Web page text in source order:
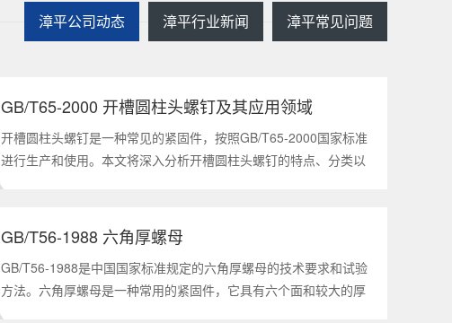
漳平公司动态 漳平行业新闻 漳平常见问题
GB/T65-2000 开槽圆柱头螺钉及其应用领域
开槽圆柱头螺钉是一种常见的紧固件，按照GB/T65-2000国家标准
进行生产和使用。本文将深入分析开槽圆柱头螺钉的特点、分类以
及应用领域，帮助读者更好地了解和应用该种螺钉。什么是
GB/T56-1988 六角厚螺母
GB/T56-1988是中国国家标准规定的六角厚螺母的技术要求和试验
方法。六角厚螺母是一种常用的紧固件，它具有六个面和较大的厚
度。它通常用于需要更大的力矩和耐久性的紧固装配。六角厚螺母